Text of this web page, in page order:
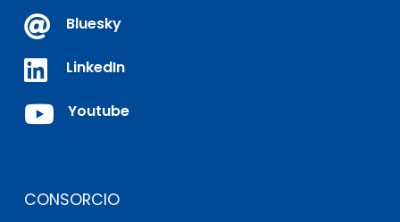
 Bluesky
 LinkedIn
 Youtube
CONSORCIO